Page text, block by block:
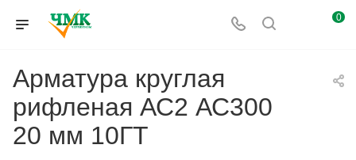
0
Арматура круглая
рифленая АС2 АС300
20 мм 10ГТ